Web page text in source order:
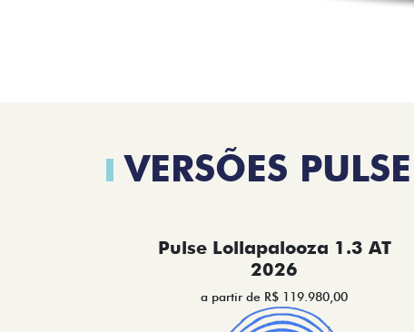
VERSÕES PULSE
Pulse Lollapalooza 1.3 AT
2026
a partir de R$ 119.980,00